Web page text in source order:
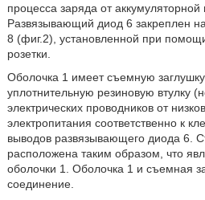
процесса заряда от аккумуляторной
Развязывающий диод 6 закреплен
8 (фиг.2), установленной при
розетки.
Оболочка 1 имеет съемную
уплотнительную резиновую втулку
электрических проводников от
электропитания соответственно к
выводов развязывающего диода 6.
расположена таким образом, что
оболочки 1. Оболочка 1 и съемная
соединение.